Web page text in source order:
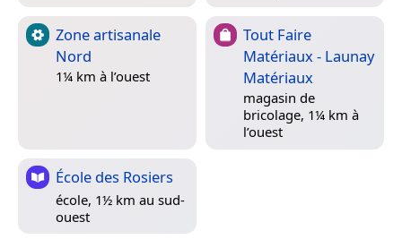
Zone artisanale
Nord
1¼ km à l’ouest
Tout Faire
Matériaux - Launay
Matériaux
magasin de
bricolage, 1¼ km à
l’ouest
École des Rosiers
école, 1½ km au sud-
ouest